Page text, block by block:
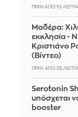
ΠΡΙΝ ΑΠΌ 10 ΛΕΠΤΆ
Μαδέρα:
εκκλησία -
Κριστιάνο
(Βίντεο)
ΠΡΙΝ ΑΠΌ 25
Serotonin
υπόσχεται
booster